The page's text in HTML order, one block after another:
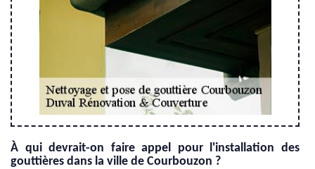
À qui devrait-on faire appel pour l'installation des
gouttières dans la ville de Courbouzon ?